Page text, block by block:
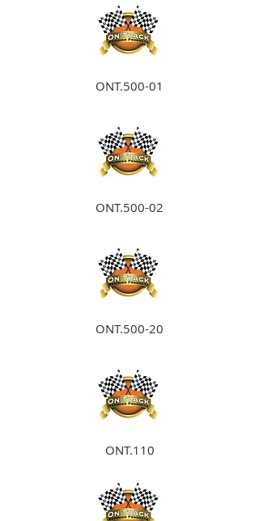
ONT.500-01
ONT.500-02
ONT.500-20
ONT.110